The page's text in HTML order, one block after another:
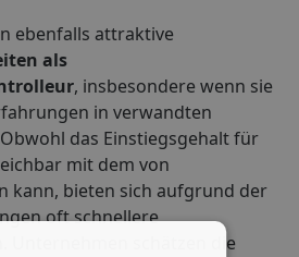
ebenfalls attraktive
als
, insbesondere wenn sie
in verwandten
das Einstiegsgehalt für
mit dem von
kann, bieten sich aufgrund der
oft schnellere
Unternehmen schätzen die